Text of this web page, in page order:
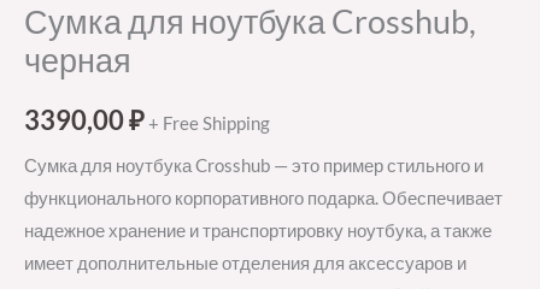
Сумка для ноутбука Crosshub,
черная
3390,00₽+ Free Shipping
Сумка для ноутбука Crosshub — это пример стильного и
функционального корпоративного подарка. Обеспечивает
надежное хранение и транспортировку ноутбука, а также
имеет дополнительные отделения для аксессуаров и